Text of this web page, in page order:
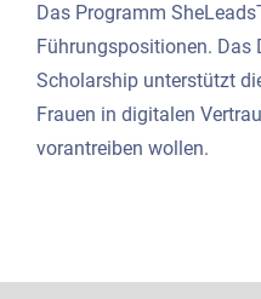
Das Programm
Führungspositionen. Das
Scholarship unterstützt
Frauen in digitalen
vorantreiben wollen.